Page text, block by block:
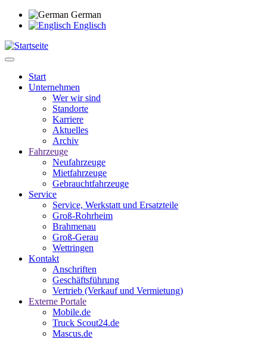
Direkt
zum
German
Englisch
Main
Start
Unternehmen
Wer wir sind
Standorte
Karriere
Aktuelles
Archiv
Fahrzeuge
Neufahrzeuge
Mietfahrzeuge
Gebrauchtfahrzeuge
Service
Service, Werkstatt und Ersatzteile
Groß-Rohrheim
Brahmenau
Groß-Gerau
Wettringen
Kontakt
Anschriften
Geschäftsführung
Vertrieb (Verkauf und Vermietung)
Externe Portale
Mobile.de
Truck Scout24.de
Mascus.de